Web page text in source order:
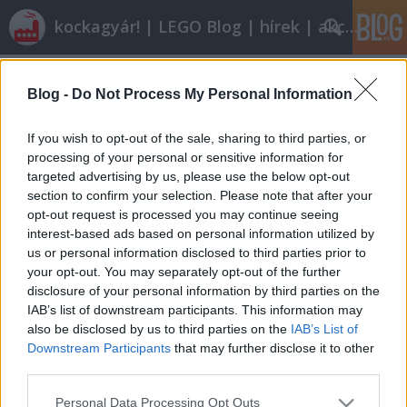
Blog - Do Not Process My Personal Information
If you wish to opt-out of the sale, sharing to third parties, or
processing of your personal or sensitive information for
targeted advertising by us, please use the below opt-out
section to confirm your selection. Please note that after your
opt-out request is processed you may continue seeing
interest-based ads based on personal information utilized by
us or personal information disclosed to third parties prior to
your opt-out. You may separately opt-out of the further
disclosure of your personal information by third parties on the
IAB’s list of downstream participants. This information may
also be disclosed by us to third parties on the IAB’s List of
Downstream Participants that may further disclose it to other
Please note that this website/app uses one or more Google
Personal Data Processing Opt Outs
kockagyár! | LEGO Blog | hírek | akciók |
tutuka•2012. január 12.
Talán már többen vagytok, akiknek nem újdonság:
megvásárolhatók a 6. széria gyűjthető legóemberkéi
(természetesen már hazai beszerzési helyeken is).
Mivel azonban nem mindenki legó-hírekre kiéhezett
junkie, talán nem haszontalan szólnunk az új fehér
tasakokról pár…
Röviden: linkek, egyebek
Rékocs•2011. április 22.